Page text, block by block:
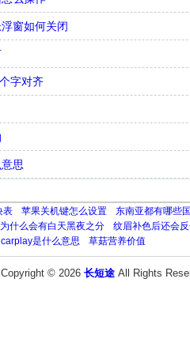
窗如何关闭
字对齐
思
表 苹果关机键怎么设置 东南亚都有哪些
为什么会有白天黑夜之分 纹眉补色后还会
carplay是什么意思 草菇营养价值
Copyright © 2026 长短途All Rights